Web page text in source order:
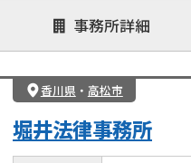
注力案件
離婚前相談
親権・面会交流権
不貞・不倫慰謝料請求
財産分与
事務所詳細
香川県 ・ 高松市
堀井法律事務所